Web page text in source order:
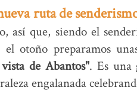
ruta de
así que, siendo el
el otoño preparamos
de Abantos". Es una
engalanada